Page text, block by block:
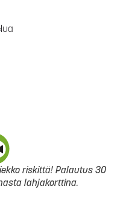
riskittä! Palautus 30
lahjakorttina.